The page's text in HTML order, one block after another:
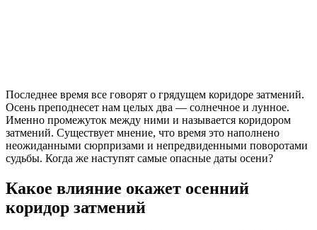
Последнее время все говорят о грядущем коридоре затмений.
Осень преподнесет нам целых два — солнечное и лунное.
Именно промежуток между ними и называется коридором
затмений. Существует мнение, что время это наполнено
неожиданными сюрпризами и непредвиденными поворотами
судьбы. Когда же наступят самые опасные даты осени?
Какое влияние окажет осенний
коридор затмений